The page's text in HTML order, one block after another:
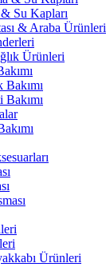
Su Kapları
& Araba Ürünleri
Ürünleri
Bakımı
Ürünleri